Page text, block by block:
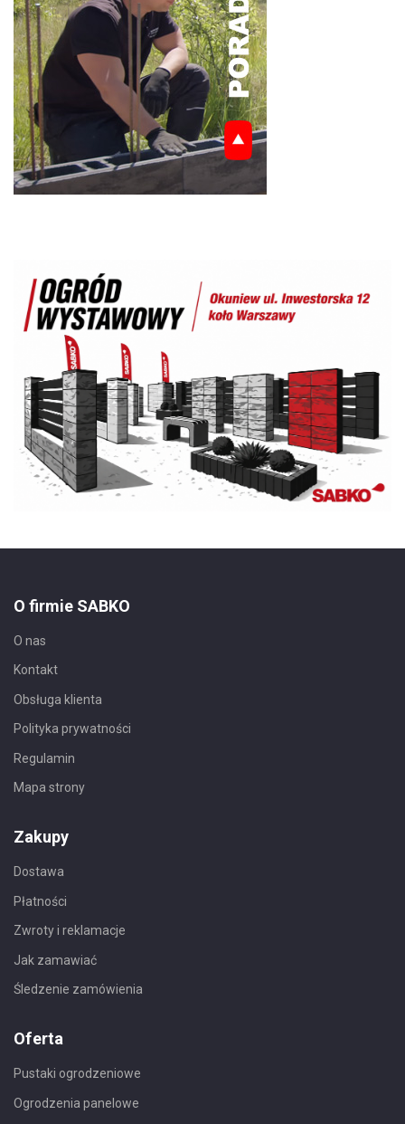
O firmie SABKO
O nas
Kontakt
Obsługa klienta
Polityka prywatności
Regulamin
Mapa strony
Zakupy
Dostawa
Płatności
Zwroty i reklamacje
Jak zamawiać
Śledzenie zamówienia
Oferta
Pustaki ogrodzeniowe
Ogrodzenia panelowe